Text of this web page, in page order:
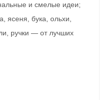
и смелые идеи;
ясеня, бука, ольхи,
ручки — от лучших